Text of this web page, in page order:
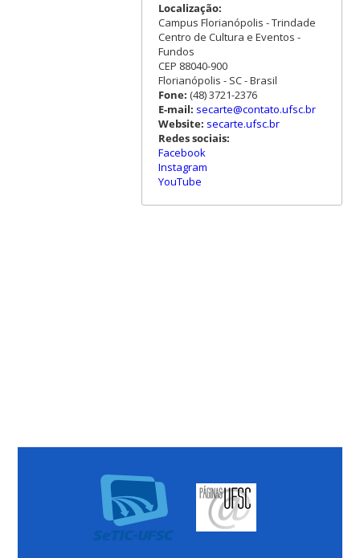
Localização:
Campus Florianópolis - Trindade
Centro de Cultura e Eventos -
Fundos
CEP 88040-900
Florianópolis - SC - Brasil
Fone: (48) 3721-2376
E-mail: secarte@contato.ufsc.br
Website: secarte.ufsc.br
Redes sociais:
Facebook
Instagram
YouTube